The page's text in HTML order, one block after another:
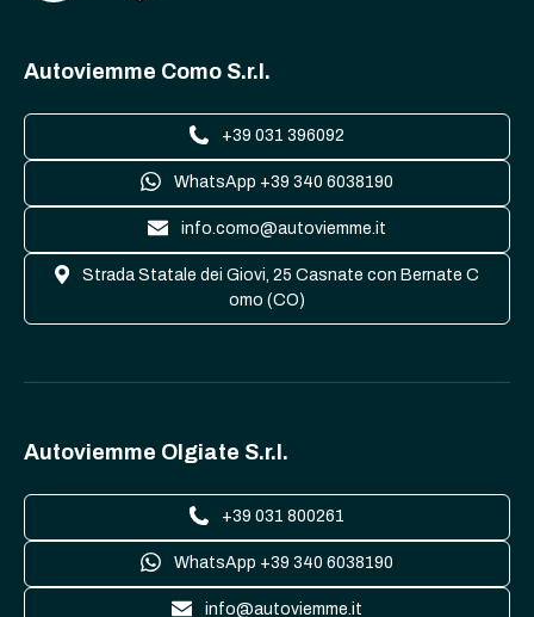
Autoviemme Como S.r.l.
+39 031 396092
WhatsApp +39 340 6038190
info.como@autoviemme.it
Strada Statale dei Giovi, 25 Casnate con Bernate C
omo (CO)
Autoviemme Olgiate S.r.l.
+39 031 800261
WhatsApp +39 340 6038190
info@autoviemme.it